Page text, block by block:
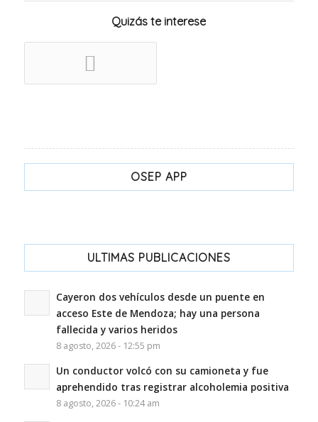
Quizás te interese
OSEP APP
ULTIMAS PUBLICACIONES
Cayeron dos vehículos desde un puente en
acceso Este de Mendoza; hay una persona
fallecida y varios heridos
8 agosto, 2026 - 12:55 pm
Un conductor volcó con su camioneta y fue
aprehendido tras registrar alcoholemia positiva
8 agosto, 2026 - 10:24 am